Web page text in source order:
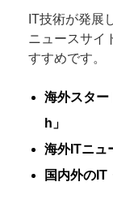
IT技術が発展
ニュースサイ
すすめです。
海外スタ
h」
海外ITニュ
国内外のIT